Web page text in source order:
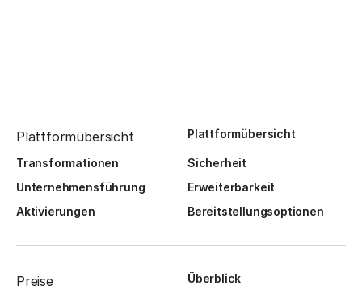
Plattformübersicht Plattformübersicht
Transformationen
Sicherheit
Unternehmensführung
Erweiterbarkeit
Aktivierungen
Bereitstellungsoptionen
Preise Überblick